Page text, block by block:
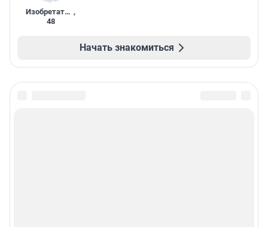
Изобретатель ,
48
Начать знакомиться